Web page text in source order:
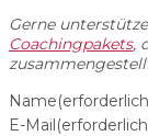
Gerne
Coachingpakets,
Name
E-Mail